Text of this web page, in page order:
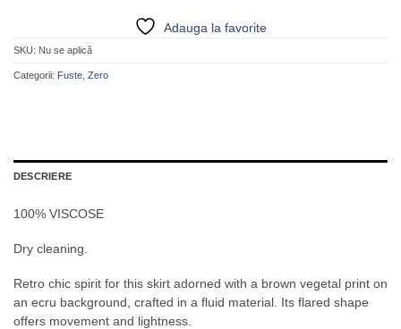
Adauga la favorite
SKU: Nu se aplică
Categorii: Fuste Zero
DESCRIERE
100% VISCOSE
Dry cleaning.
Retro chic spirit for this skirt adorned with a brown vegetal print on
an ecru background, crafted in a fluid material. Its flared shape
offers movement and lightness.